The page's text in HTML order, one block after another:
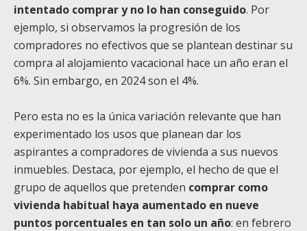
intentado comprar y no lo han conseguido. Por
ejemplo, si observamos la progresión de los
compradores no efectivos que se plantean destinar su
compra al alojamiento vacacional hace un año eran el
6%. Sin embargo, en 2024 son el 4%.
Pero esta no es la única variación relevante que han
experimentado los usos que planean dar los
aspirantes a compradores de vivienda a sus nuevos
inmuebles. Destaca, por ejemplo, el hecho de que el
grupo de aquellos que pretenden comprar como
vivienda habitual haya aumentado en nueve
puntos porcentuales en tan solo un año: en febrero